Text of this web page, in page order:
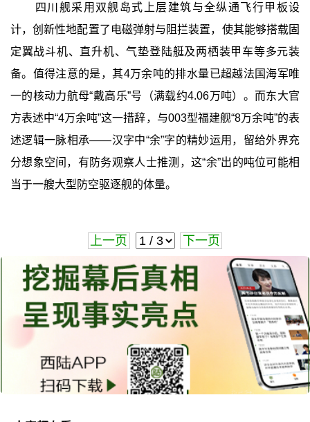
四川舰采用双舰岛式上层建筑与全纵通飞行甲板设
计，创新性地配置了电磁弹射与阻拦装置，使其能够搭载固
定翼战斗机、直升机、气垫登陆艇及两栖装甲车等多元装
备。值得注意的是，其4万余吨的排水量已超越法国海军唯
一的核动力航母“戴高乐”号（满载约4.06万吨）。而东大官
方表述中“4万余吨”这一措辞，与003型福建舰“8万余吨”的表
述逻辑一脉相承——汉字中“余”字的精妙运用，留给外界充
分想象空间，有防务观察人士推测，这“余”出的吨位可能相
当于一艘大型防空驱逐舰的体量。
上一页 下一页